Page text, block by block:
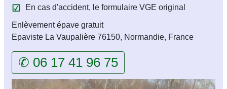
En cas d'accident, le formulaire VGE original
Enlèvement épave gratuit
Epaviste La Vaupalière 76150, Normandie, France
✆ 06 17 41 96 75